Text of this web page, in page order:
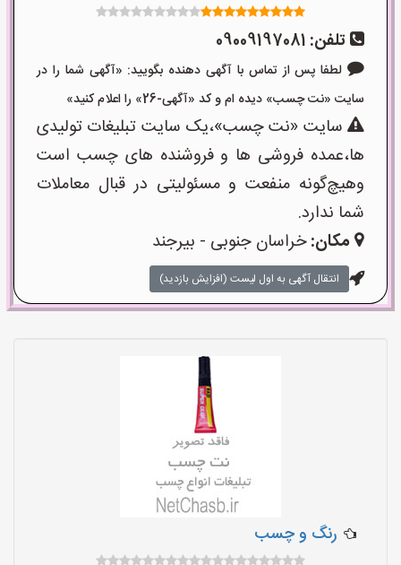
تلفن: 09009197081
لطفا پس از تماس با آگهی دهنده بگویید: «آگهی شما را در
سایت «نت چسب» دیده ام و کد «آگهی-26» را اعلام کنید»
سایت «نت چسب»،یک سایت تبلیغات تولیدی
ها،عمده فروشی ها و فروشنده های چسب است
وهیچ‌گونه منفعت و مسئولیتی در قبال معاملات
شما ندارد.
مکان:خراسان جنوبی - بیرجند
انتقال آگهی به اول لیست (افزایش بازدید)
رنگ و چسب